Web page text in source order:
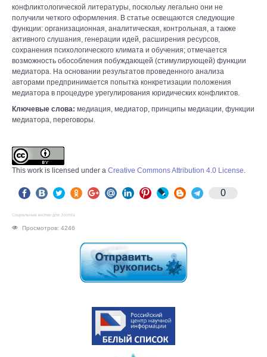
конфликтологической литературы, поскольку легально они не
получили четкого оформления. В статье освещаются следующие
функции: организационная, аналитическая, контрольная, а также
активного слушания, генерации идей, расширения ресурсов,
сохранения психологического климата и обучения; отмечается
возможность обособления побуждающей (стимулирующей) функции
медиатора. На основании результатов проведенного анализа
авторами предпринимается попытка конкретизации положения
медиатора в процедуре урегулирования юридических конфликтов.
Ключевые слова: медиация, медиатор, принципы медиации, функции
медиатора, переговоры.
This work is licensed under a Creative Commons Attribution 4.0 License.
0
Социальные кнопки для Joomla
Просмотров: 4246